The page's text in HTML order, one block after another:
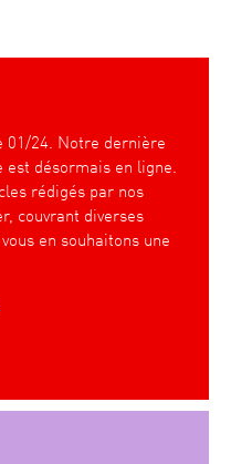
01/24. Notre dernière
désormais en ligne.
rédigés par nos
couvrant diverses
en souhaitons une